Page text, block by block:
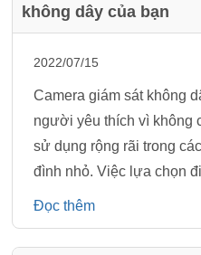
không dây của bạn
2022/07/15
Camera giám sát không
người yêu thích vì không
sử dụng rộng rãi trong
đình nhỏ. Việc lựa chọn
Đọc thêm